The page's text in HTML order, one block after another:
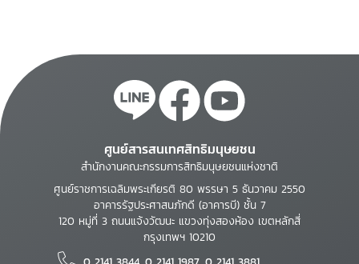
ศูนย์สารสนเทศสิทธิมนุษยชน
สำนักงานคณะกรรมการสิทธิมนุษยชนแห่งชาติ
ศูนย์ราชการเฉลิมพระเกียรติ 80 พรรษา 5 ธันวาคม 2550
อาคารรัฐประศาสนภักดี (อาคารบี) ชั้น 7
120 หมู่ที่ 3 ถนนแจ้งวัฒนะ แขวงทุ่งสองห้อง เขตหลักสี่
กรุงเทพฯ 10210